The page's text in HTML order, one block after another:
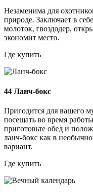
Незаменима для
природе. Заключает в
молоток, гвоздодер,
экономит место.
Где купить
44 Ланч-бокс
Пригодится для вашего
посещать во время
приготовьте обед и
ланч-бокс как в
вариант.
Где купить